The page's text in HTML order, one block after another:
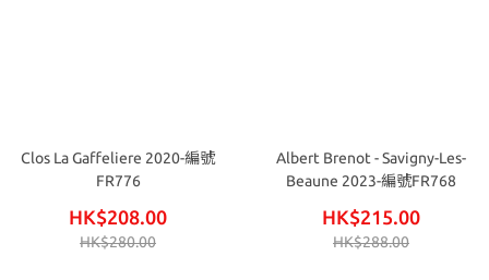
Clos La Gaffeliere 2020-編號
FR776
HK$208.00
HK$280.00
Albert Brenot - Savigny-Les-
Beaune 2023-編號FR768
HK$215.00
HK$288.00